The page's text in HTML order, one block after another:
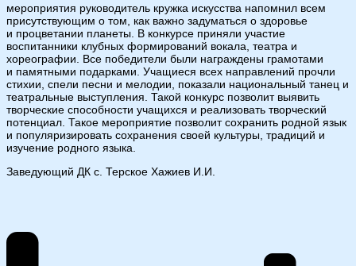
мероприятия руководитель кружка искусства напомнил всем
присутствующим о том, как важно задуматься о здоровье
и процветании планеты. В конкурсе приняли участие
воспитанники клубных формирований вокала, театра и
хореографии. Все победители были награждены грамотами
и памятными подарками. Учащиеся всех направлений прочли
стихии, спели песни и мелодии, показали национальный танец и
театральные выступления. Такой конкурс позволит выявить
творческие способности учащихся и реализовать творческий
потенциал. Такое мероприятие позволит сохранить родной язык
и популяризировать сохранения своей культуры, традиций и
изучение родного языка.
Заведующий ДК с. Терское Хажиев И.И.